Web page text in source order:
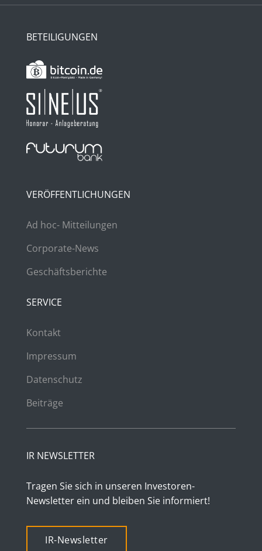
BETEILIGUNGEN
VERÖFFENTLICHUNGEN
Ad hoc- Mitteilungen
Corporate-News
Geschäftsberichte
SERVICE
Kontakt
Impressum
Datenschutz
Beiträge
IR NEWSLETTER
Tragen Sie sich in unseren Investoren-
Newsletter ein und bleiben Sie informiert!
IR-Newsletter